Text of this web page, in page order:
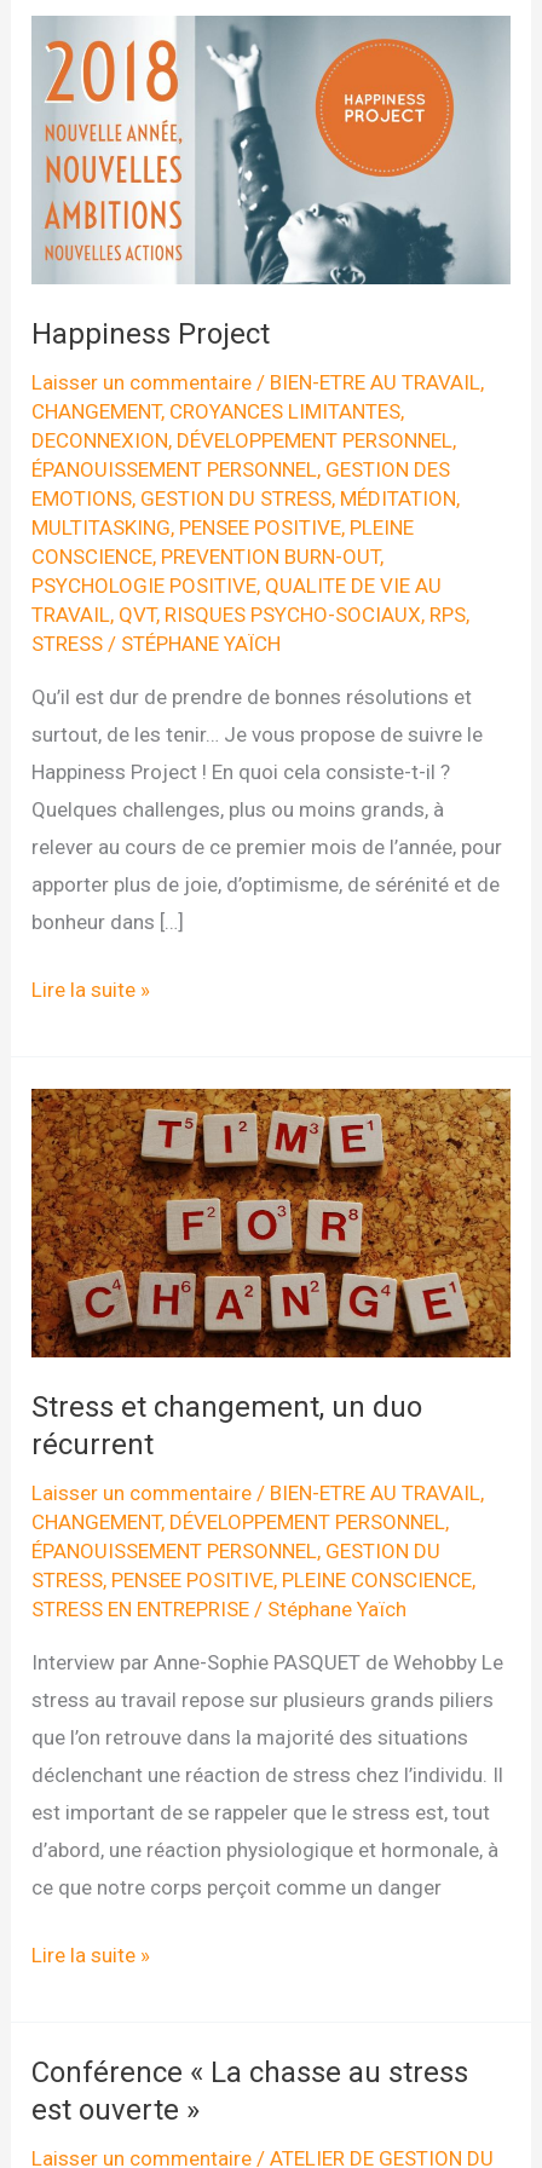
Happiness Project
Laisser un commentaire / BIEN-ETRE AU TRAVAIL,
CHANGEMENT, CROYANCES LIMITANTES,
DECONNEXION, DÉVELOPPEMENT PERSONNEL,
ÉPANOUISSEMENT PERSONNEL, GESTION DES
EMOTIONS, GESTION DU STRESS, MÉDITATION,
MULTITASKING, PENSEE POSITIVE, PLEINE
CONSCIENCE, PREVENTION BURN-OUT,
PSYCHOLOGIE POSITIVE, QUALITE DE VIE AU
TRAVAIL, QVT, RISQUES PSYCHO-SOCIAUX, RPS,
STRESS / STÉPHANE YAÏCH
Qu’il est dur de prendre de bonnes résolutions et
surtout, de les tenir… Je vous propose de suivre le
Happiness Project ! En quoi cela consiste-t-il ?
Quelques challenges, plus ou moins grands, à
relever au cours de ce premier mois de l’année, pour
apporter plus de joie, d’optimisme, de sérénité et de
bonheur dans […]
Happiness
Lire la suite »
Stress et changement, un duo
récurrent
Laisser un commentaire / BIEN-ETRE AU TRAVAIL,
CHANGEMENT, DÉVELOPPEMENT PERSONNEL,
ÉPANOUISSEMENT PERSONNEL, GESTION DU
STRESS, PENSEE POSITIVE, PLEINE CONSCIENCE,
STRESS EN ENTREPRISE / Stéphane Yaïch
Interview par Anne-Sophie PASQUET de Wehobby Le
stress au travail repose sur plusieurs grands piliers
que l’on retrouve dans la majorité des situations
déclenchant une réaction de stress chez l’individu. Il
est important de se rappeler que le stress est, tout
d’abord, une réaction physiologique et hormonale, à
ce que notre corps perçoit comme un danger
Stress
un
duo
Lire la suite »
Conférence « La chasse au stress
est ouverte »
Laisser un commentaire /ATELIER DE GESTION DU